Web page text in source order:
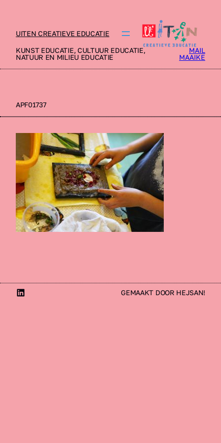
UITEN CREATIEVE EDUCATIE
KUNST EDUCATIE, CULTUUR EDUCATIE,
NATUUR EN MILIEU EDUCATIE
MAIL
MAAIKE
APF01737
LinkedIn GEMAAKT DOOR HEJSAN!